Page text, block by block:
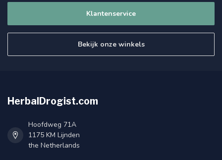
Klantenservice
Bekijk onze winkels
HerbalDrogist.com
Hoofdweg 71A
1175 KM Lijnden
the Netherlands